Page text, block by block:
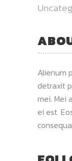
Alienum
detraxit
mei. Mei
ei est.